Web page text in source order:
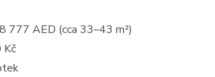
777 AED (cca 33–43 m²)